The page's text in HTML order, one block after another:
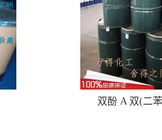
双酚 A 双(二